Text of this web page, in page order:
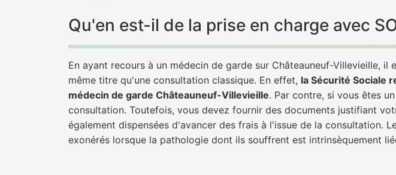
Qu'en est-il de la prise en charge avec
En ayant recours à un médecin de garde sur Châteauneuf-Villevieille,
même titre qu'une consultation classique. En effet, la Sécurité Sociale
médecin de garde Châteauneuf-Villevieille. Par contre, si vous êtes
consultation. Toutefois, vous devez fournir des documents justifiant
également dispensées d'avancer des frais à l'issue de la consultation.
exonérés lorsque la pathologie dont ils souffrent est intrinsèquement